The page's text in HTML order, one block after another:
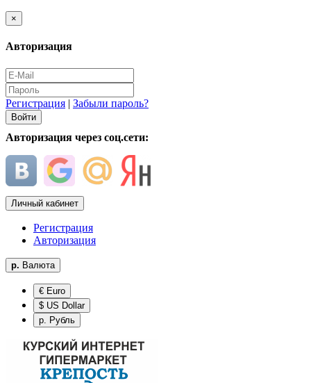
×
Авторизация
Регистрация | Забыли пароль?
Авторизация через соц.сети:
Личный кабинет
Регистрация
Авторизация
р. Валюта
€ Euro
$ US Dollar
р. Рубль